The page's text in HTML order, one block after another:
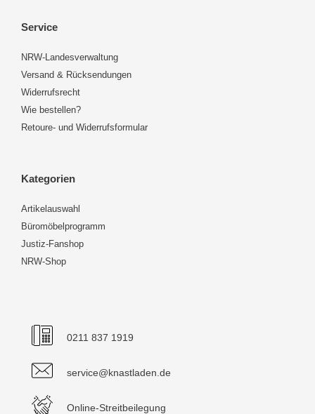
Service
NRW-Landesverwaltung
Versand & Rücksendungen
Widerrufsrecht
Wie bestellen?
Retoure- und Widerrufsformular
Kategorien
Artikelauswahl
Büromöbelprogramm
Justiz-Fanshop
NRW-Shop
0211 837 1919
service@knastladen.de
Online-Streitbeilegung